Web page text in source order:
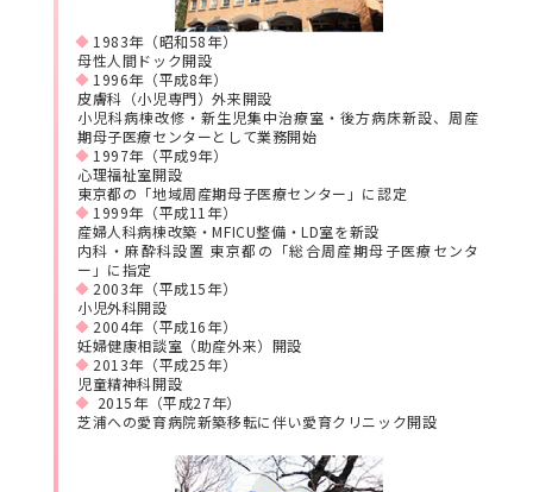
1983年（昭和58年）
母性人間ドック開設
1996年（平成8年）
皮膚科（小児専門）外来開設
小児科病棟改修・新生児集中治療室・後方病床新設、 周産
期母子医療センターとして業務開始
1997年（平成9年）
心理福祉室開設
東京都の「地域周産期母子医療センター」に認定
1999年（平成11年）
産婦人科病棟改築・MFICU整備・LD室を新設
内科・麻酔科設置 東京都の「総合周産期母子医療センタ
ー」に指定
2003年（平成15年）
小児外科開設
2004年（平成16年）
妊婦健康相談室（助産外来）開設
2013年（平成25年）
児童精神科開設
2015年（平成27年）
芝浦への愛育病院新築移転に伴い愛育クリニック開設